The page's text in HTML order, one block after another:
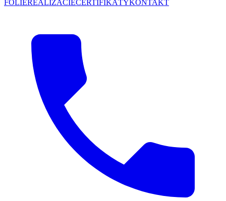
FÓLIEREALIZÁCIECERTIFIKÁTYKONTAKT